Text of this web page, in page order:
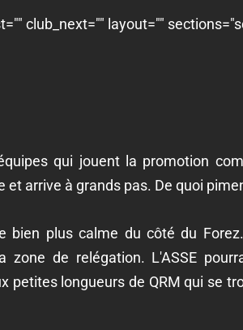
club_next="" layout=""
qui jouent la promotion
arrive à grands pas. De quoi
bien plus calme du côté du
zone de relégation. L'ASSE
petites longueurs de QRM qui se